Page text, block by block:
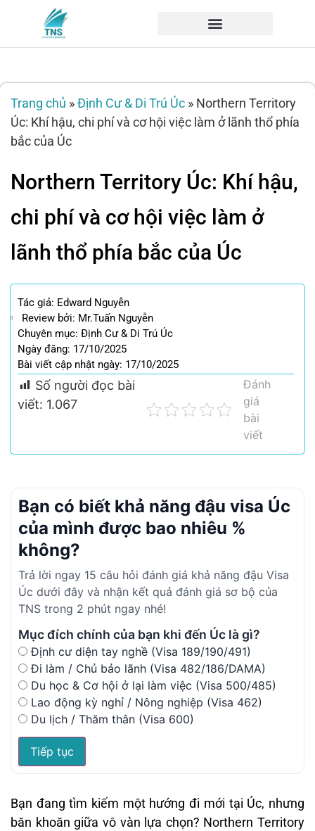
Trang chủ »Định Cư & Di Trú Úc » Northern Territory
Úc: Khí hậu, chi phí và cơ hội việc làm ở lãnh thổ phía
bắc của Úc
Northern Territory Úc: Khí hậu,
chi phí và cơ hội việc làm ở
lãnh thổ phía bắc của Úc
Tác giả: Edward Nguyễn
Review bởi: Mr.Tuấn Nguyễn
Chuyên mục: Định Cư & Di Trú Úc
Ngày đăng: 17/10/2025
Bài viết cập nhật ngày: 17/10/2025
Số người đọc bài
viết: 1.067
Đánh
giá
bài
viết
Bạn có biết khả năng đậu visa Úc
của mình được bao nhiêu %
không?
Trả lời ngay 15 câu hỏi đánh giá khả năng đậu Visa
Úc dưới đây và nhận kết quả đánh giá sơ bộ của
TNS trong 2 phút ngay nhé!
Mục đích chính của bạn khi đến Úc là gì?
Định cư diện tay nghề (Visa 189/190/491)
Đi làm / Chủ bảo lãnh (Visa 482/186/DAMA)
Du học & Cơ hội ở lại làm việc (Visa 500/485)
Lao động kỳ nghỉ / Nông nghiệp (Visa 462)
Du lịch / Thăm thân (Visa 600)
Tiếp tục
Bạn đang tìm kiếm một hướng đi mới tại Úc, nhưng
băn khoăn giữa vô vàn lựa chọn? Northern Territory